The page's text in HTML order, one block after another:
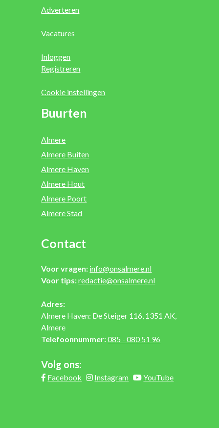
Adverteren
Vacatures
Inloggen
Registreren
Cookie instellingen
Buurten
Almere
Almere Buiten
Almere Haven
Almere Hout
Almere Poort
Almere Stad
Contact
Voor vragen: info@onsalmere.nl
Voor tips:redactie@onsalmere.nl
Adres:
Almere Haven: De Steiger 116, 1351 AK,
Almere
Telefoonnummer:085 - 080 51 96
Volg ons:
Facebook Instagram YouTube